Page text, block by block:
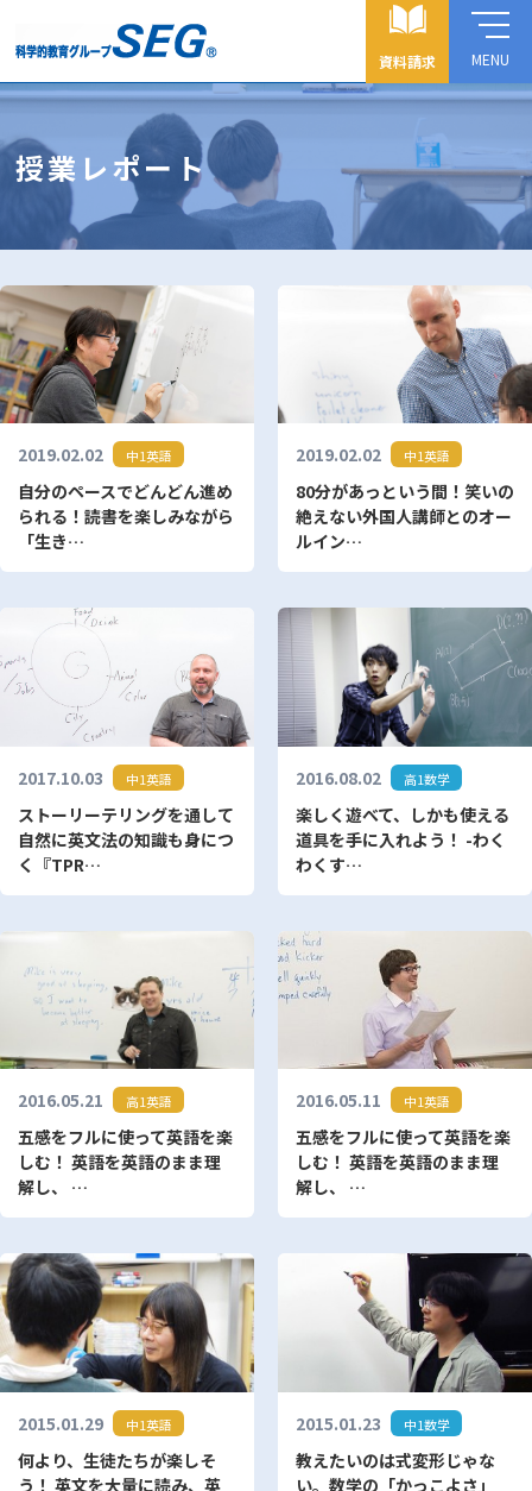
MENU
資料請求
授業レポート
2019.02.02 中1英語
自分のペースでどんどん進め
られる！読書を楽しみながら
「生き…
2019.02.02 中1英語
80分があっという間！笑いの
絶えない外国人講師とのオー
ルイン…
2017.10.03 中1英語
ストーリーテリングを通して
自然に英文法の知識も身につ
く『TPR…
2016.08.02 高1数学
楽しく遊べて、しかも使える
道具を手に入れよう！ -わく
わくす…
2016.05.21 高1英語
五感をフルに使って英語を楽
しむ！ 英語を英語のまま理
解し、 …
2016.05.11 中1英語
五感をフルに使って英語を楽
しむ！ 英語を英語のまま理
解し、 …
2015.01.29 中1英語
何より、生徒たちが楽しそ
う！ 英文を大量に読み、英
2015.01.23 中1数学
教えたいのは式変形じゃな
い。数学の「かっこよさ」